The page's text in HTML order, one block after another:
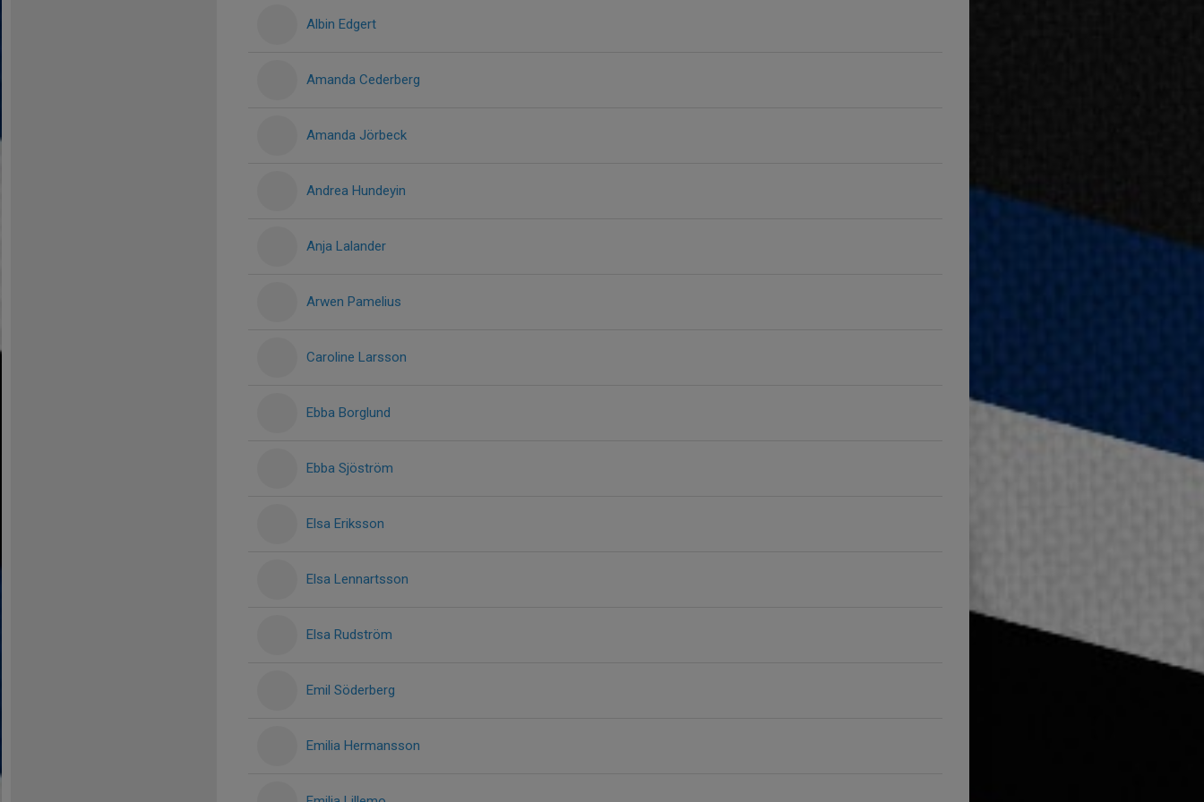
Albin Edgert
Amanda Cederberg
Amanda Jörbeck
Andrea Hundeyin
Anja Lalander
Arwen Pamelius
Caroline Larsson
Ebba Borglund
Ebba Sjöström
Elsa Eriksson
Elsa Lennartsson
Elsa Rudström
Emil Söderberg
Emilia Hermansson